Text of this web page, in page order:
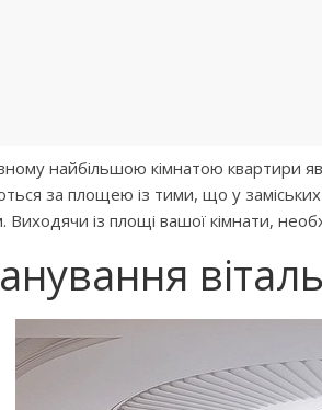
найбільшою кімнатою квартири
за площею із тими, що у
Виходячи із площі вашої кімнати,